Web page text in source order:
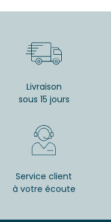
Livraison
sous 15 jours
Service client
à votre écoute